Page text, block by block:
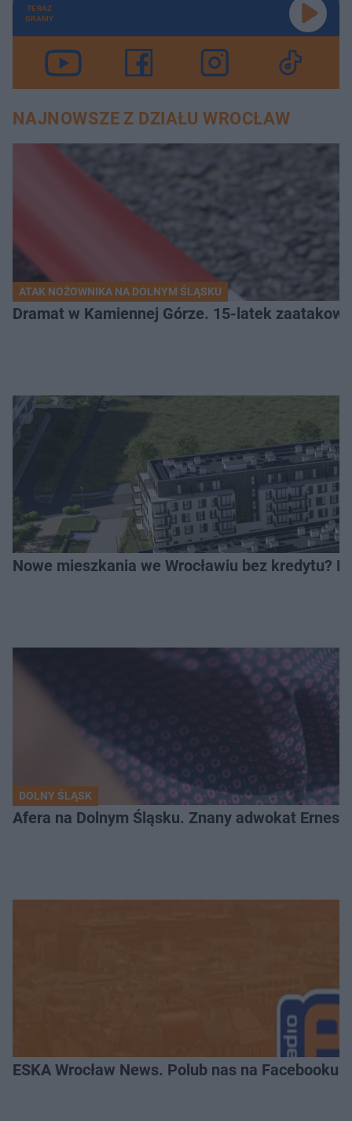
TERAZ
GRAMY
NAJNOWSZE Z DZIAŁU WROCŁAW
ATAK NOŻOWNIKA NA DOLNYM ŚLĄSKU
Dramat w Kamiennej Górze. 15-latek
Nowe mieszkania we Wrocławiu bez kredytu?
DOLNY ŚLĄSK
Afera na Dolnym Śląsku. Znany adwokat Ernest
ESKA Wrocław News. Polub nas na Facebooku!